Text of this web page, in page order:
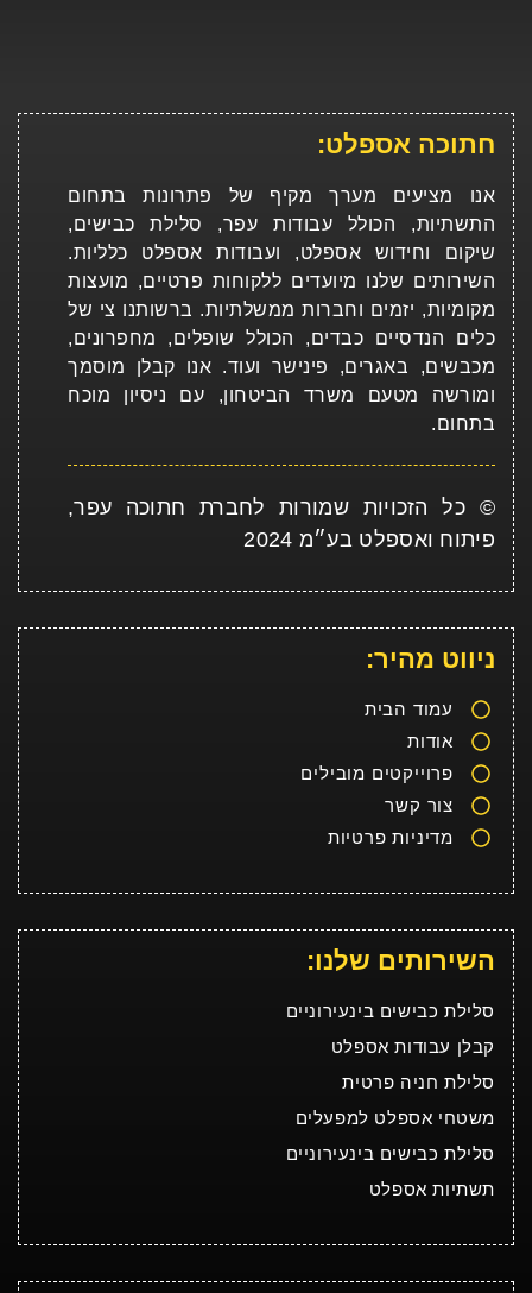
חתוכה אספלט:
אנו מציעים מערך מקיף של פתרונות בתחום
התשתיות, הכולל עבודות עפר, סלילת כבישים,
שיקום וחידוש אספלט, ועבודות אספלט כלליות.
השירותים שלנו מיועדים ללקוחות פרטיים, מועצות
מקומיות, יזמים וחברות ממשלתיות. ברשותנו צי של
כלים הנדסיים כבדים, הכולל שופלים, מחפרונים,
מכבשים, באגרים, פינישר ועוד. אנו קבלן מוסמך
ומורשה מטעם משרד הביטחון, עם ניסיון מוכח
בתחום.
© כל הזכויות שמורות לחברת חתוכה עפר,
פיתוח ואספלט בע״מ 2024
ניווט מהיר:
עמוד הבית
אודות
פרוייקטים מובילים
צור קשר
מדיניות פרטיות
השירותים שלנו:
סלילת כבישים בינעירוניים
קבלן עבודות אספלט
סלילת חניה פרטית
משטחי אספלט למפעלים
סלילת כבישים בינעירוניים
תשתיות אספלט